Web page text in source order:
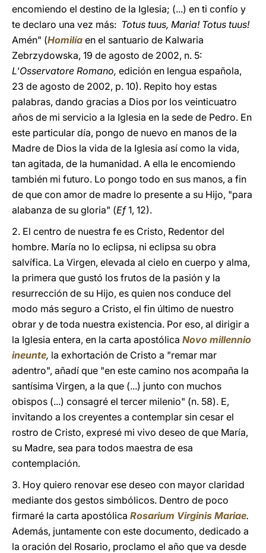
encomiendo el destino de la Iglesia; (...) en ti confío y
te declaro una vez más: Totus tuus, Maria! Totus tuus!
Amén" (Homilía en el santuario de Kalwaria
Zebrzydowska, 19 de agosto de 2002, n. 5:
L'Osservatore Romano, edición en lengua española,
23 de agosto de 2002, p. 10). Repito hoy estas
palabras, dando gracias a Dios por los veinticuatro
años de mi servicio a la Iglesia en la sede de Pedro. En
este particular día, pongo de nuevo en manos de la
Madre de Dios la vida de la Iglesia así como la vida,
tan agitada, de la humanidad. A ella le encomiendo
también mi futuro. Lo pongo todo en sus manos, a fin
de que con amor de madre lo presente a su Hijo, "para
alabanza de su gloria" (Ef1, 12).
2. El centro de nuestra fe es Cristo, Redentor del
hombre. María no lo eclipsa, ni eclipsa su obra
salvífica. La Virgen, elevada al cielo en cuerpo y alma,
la primera que gustó los frutos de la pasión y la
resurrección de su Hijo, es quien nos conduce del
modo más seguro a Cristo, el fin último de nuestro
obrar y de toda nuestra existencia. Por eso, al dirigir a
la Iglesia entera, en la carta apostólica Novo millennio
ineunte, la exhortación de Cristo a "remar mar
adentro", añadí que "en este camino nos acompaña la
santísima Virgen, a la que (...) junto con muchos
obispos (...) consagré el tercer milenio" (n. 58). E,
invitando a los creyentes a contemplar sin cesar el
rostro de Cristo, expresé mi vivo deseo de que María,
su Madre, sea para todos maestra de esa
contemplación.
3. Hoy quiero renovar ese deseo con mayor claridad
mediante dos gestos simbólicos. Dentro de poco
firmaré la carta apostólica Rosarium Virginis Mariae.
Además, juntamente con este documento, dedicado a
la oración del Rosario, proclamo el año que va desde